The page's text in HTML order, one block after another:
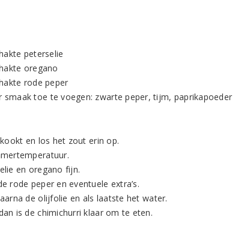
peterselie
oregano
rode peper
smaak toe te voegen: zwarte peper, tijm, paprikapoeder
en los het zout erin op.
en oregano fijn.
rode peper en eventuele extra’s.
de olijfolie en als laatste het water.
is de chimichurri klaar om te eten.